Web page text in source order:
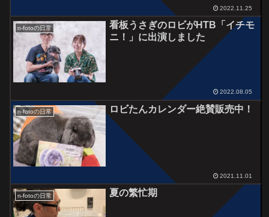
2022.11.25
n-fotoの日常
看板うさぎのロビがHTB「イチモ
ニ！」に出演しました
2022.08.05
n-fotoの日常 ロビたんカレンダー絶賛販売中！
2021.11.01
n-fotoの日常 夏の繁忙期